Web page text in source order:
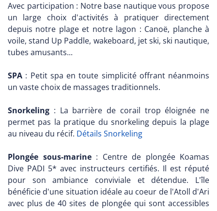
Avec participation : Notre base nautique vous propose
un large choix d'activités à pratiquer directement
depuis notre plage et notre lagon : Canoë, planche à
voile, stand Up Paddle, wakeboard, jet ski, ski nautique,
tubes amusants...
SPA : Petit spa en toute simplicité offrant néanmoins
un vaste choix de massages traditionnels.
Snorkeling : La barrière de corail trop éloignée ne
permet pas la pratique du snorkeling depuis la plage
au niveau du récif. Détails Snorkeling
Plongée sous-marine: Centre de plongée Koamas
Dive PADI 5* avec instructeurs certifiés. Il est réputé
pour son ambiance conviviale et détendue. L'île
bénéficie d'une situation idéale au coeur de l'Atoll d'Ari
avec plus de 40 sites de plongée qui sont accessibles